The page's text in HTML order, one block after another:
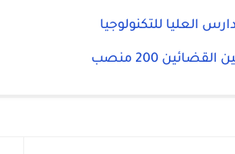
200 منصب